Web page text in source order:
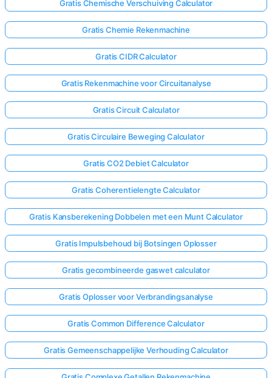
Gratis Chemische Verschuiving Calculator
Gratis Chemie Rekenmachine
Gratis CIDR Calculator
Gratis Rekenmachine voor Circuitanalyse
Gratis Circuit Calculator
Gratis Circulaire Beweging Calculator
Gratis CO2 Debiet Calculator
Gratis Coherentielengte Calculator
Gratis Kansberekening Dobbelen met een Munt Calculator
Gratis Impulsbehoud bij Botsingen Oplosser
Gratis gecombineerde gaswet calculator
Gratis Oplosser voor Verbrandingsanalyse
Gratis Common Difference Calculator
Gratis Gemeenschappelijke Verhouding Calculator